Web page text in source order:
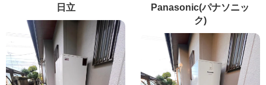
日立
Panasonic(パナソニッ
ク)